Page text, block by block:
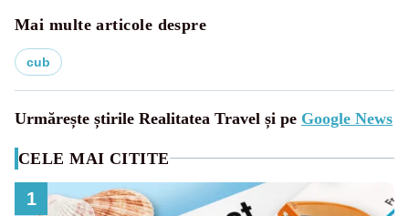
Mai multe articole despre
cub
Urmărește știrile Realitatea Travel și pe Google News
CELE MAI CITITE
1